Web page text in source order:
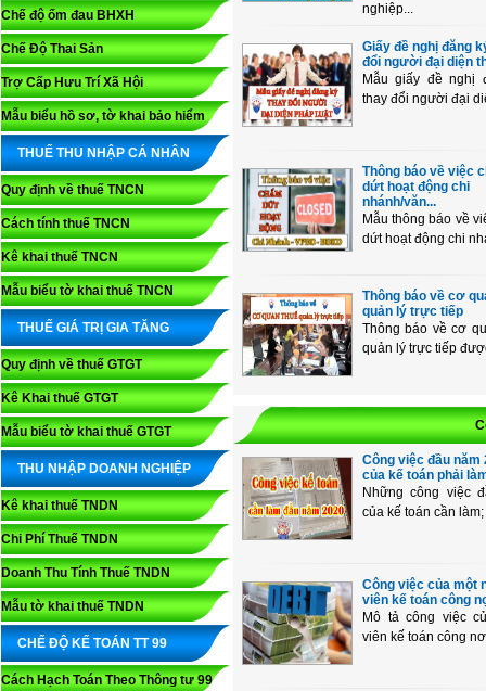
Chế độ ốm đau BHXH
Chế Độ Thai Sản
Trợ Cấp Hưu Trí Xã Hội
Mẫu biểu hồ sơ, tờ khai bảo hiểm
THUẾ THU NHẬP CÁ NHÂN
Quy định về thuế TNCN
Cách tính thuế TNCN
Kê khai thuế TNCN
Mẫu biểu tờ khai thuế TNCN
THUẾ GIÁ TRỊ GIA TĂNG
Quy định về thuế GTGT
Kê Khai thuế GTGT
Mẫu biểu tờ khai thuế GTGT
THU NHẬP DOANH NGHIỆP
Kê khai thuế TNDN
Chi Phí Thuế TNDN
Doanh Thu Tính Thuế TNDN
Mẫu tờ khai thuế TNDN
CHẾ ĐỘ KẾ TOÁN TT 99
Cách Hạch Toán Theo Thông tư 99
nghiệp...
Giấy đề nghị đăng
đổi người đại diện
Mẫu giấy đề nghị
thay đổi người đại
Thông báo về việc
dứt hoạt động chi
nhánh/văn...
Mẫu thông báo về
dứt hoạt động chi
Thông báo về cơ
quản lý trực tiếp
Thông báo về cơ
quản lý trực tiếp
Công việc đầu năm
của kế toán phải
Những công việc
của kế toán cần
Công việc của một
viên kế toán công
Mô tả công việc
viên kế toán công